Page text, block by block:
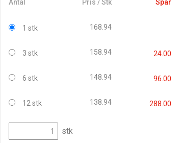
Antal Pris / Stk Spar
1 stk 168.94
3 stk 158.94 24.00
6 stk 148.94 96.00
12 stk 138.94 288.00
stk